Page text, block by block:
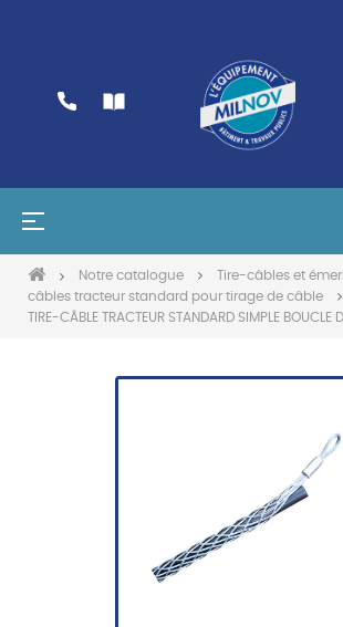
Basculer
navigation
☰
Notre catalogue Tire-câbles et
câbles tracteur standard pour tirage de câble
TIRE-CÂBLE TRACTEUR STANDARD SIMPLE BOUCLE